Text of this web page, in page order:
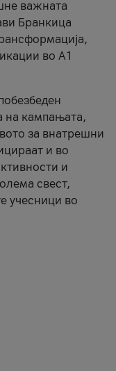
важната
Бранкица
во А1
на кампањата,
за внатрешни
и во
и
свест,
учесници во